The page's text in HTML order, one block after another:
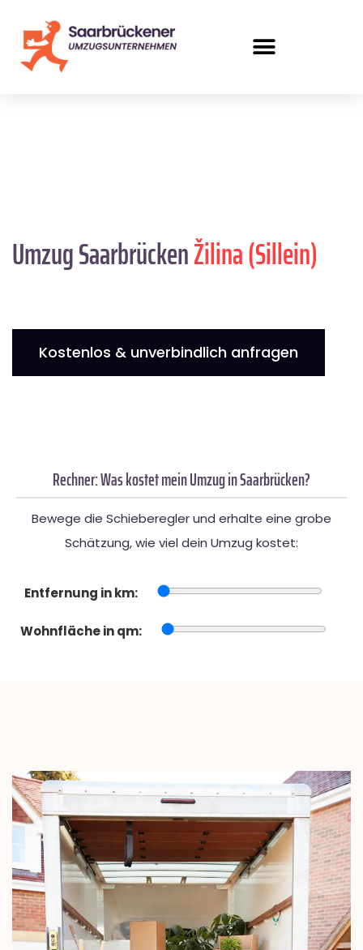
Umzug SaarbrückenŽilina (Sillein)
Kostenlos & unverbindlich anfragen
Rechner: Was kostet mein Umzug in Saarbrücken?
Bewege die Schieberegler und erhalte eine grobe
Schätzung, wie viel dein Umzug kostet:
Entfernung in km:
Wohnfläche in qm: